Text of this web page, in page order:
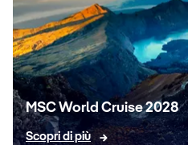
MSC World Cruise 2028
Scopri di più